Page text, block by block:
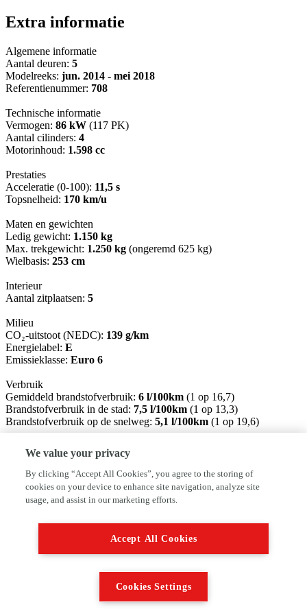
Extra informatie
Algemene informatie
Aantal deuren: 5
Modelreeks: jun. 2014 - mei 2018
Referentienummer: 708
Technische informatie
Vermogen: 86 kW (117 PK)
Aantal cilinders: 4
Motorinhoud: 1.598 cc
Prestaties
Acceleratie (0-100): 11,5 s
Topsnelheid: 170 km/u
Maten en gewichten
Ledig gewicht: 1.150 kg
Max. trekgewicht: 1.250 kg (ongeremd 625 kg)
Wielbasis: 253 cm
Interieur
Aantal zitplaatsen: 5
Milieu
CO₂-uitstoot (NEDC): 139 g/km
Energielabel: E
Emissieklasse: Euro 6
Verbruik
Gemiddeld brandstofverbruik: 6 l/100km (1 op 16,7)
Brandstofverbruik in de stad: 7,5 l/100km (1 op 13,3)
Brandstofverbruik op de snelweg: 5,1 l/100km (1 op 19,6)
Aantal sleutels:2
Financiële informatie
BTW/marge: BTW niet verrekenbaar voor ondernemers
(margeregeling)
Hoge instap en automaat
Complete onderhoudshistorie aanwezig
Getoonde prijs is een meeneemprijs incl. nieuwe APK
We value your privacy
By clicking “Accept All Cookies”, you agree to the storing of
cookies on your device to enhance site navigation, analyze site
usage, and assist in our marketing efforts.
Accept All Cookies
Cookies Settings